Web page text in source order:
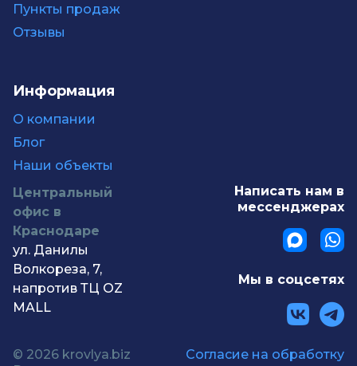
Пункты продаж
Отзывы
Информация
О компании
Блог
Наши объекты
Центральный
офис в
Краснодаре
ул. Данилы
Волкореза, 7,
напротив ТЦ OZ
MALL
Написать нам в
мессенджерах
Мы в соцсетях
© 2026 krovlya.biz
Согласие на обработку